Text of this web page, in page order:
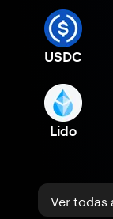
USDC
Lido
Ver todas